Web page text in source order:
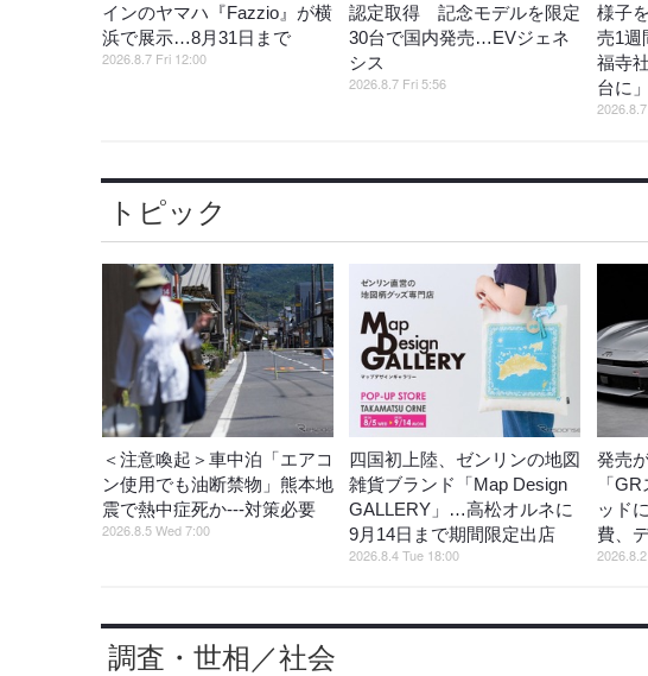
インのヤマハ『Fazzio』が横
浜で展示…8月31日まで
2026.8.7 Fri 12:00
認定取得 記念モデルを限定
30台で国内発売…EVジェネ
シス
2026.8.7 Fri 5:56
様子
売1
福寺
台に」
トピック
＜注意喚起＞車中泊「エアコ
ン使用でも油断禁物」熊本地
震で熱中症死か---対策必要
2026.8.5 Wed 7:00
四国初上陸、ゼンリンの地図
雑貨ブランド「Map Design
GALLERY」…高松オルネに
9月14日まで期間限定出店
2026.8.4 Tue 18:00
発売
「
ッド
費、
調査・世相／社会